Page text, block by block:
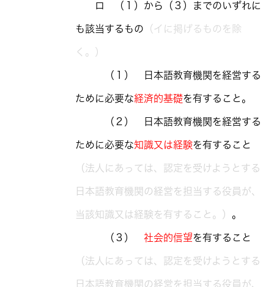
ロ （１）から（３）までのいずれに
も該当するもの （イに掲げるものを除
く。）
（１） 日本語教育機関を経営する
ために必要な経済的基礎を有すること。
（２） 日本語教育機関を経営する
ために必要な知識又は経験を有すること
（法人にあっては、認定を受けようとする
日本語教育機関の経営を担当する役員が、
当該知識又は経験を有すること。） 。
（３）社会的信望を有すること
（法人にあっては、認定を受けようとする
日本語教育機関の経営を担当する役員が、